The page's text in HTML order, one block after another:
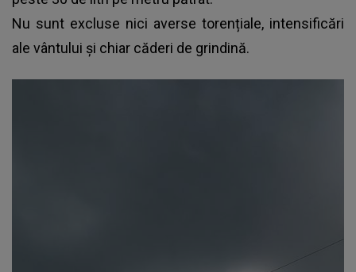
Nu sunt excluse nici averse torențiale, intensificări
ale vântului și chiar căderi de grindină.